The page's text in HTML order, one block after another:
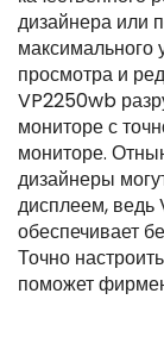
дизайнера или
максимального
просмотра и
VP2250wb
мониторе с
мониторе.
дизайнеры
дисплеем,
обеспечивает
Точно
поможет